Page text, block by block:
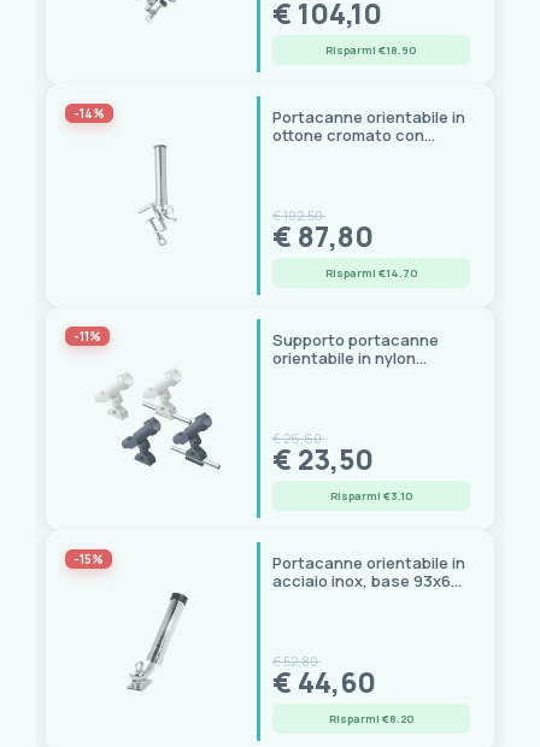
€ 104,10
Risparmi €18.90
-14%
Portacanne orientabile in
ottone cromato con
€ 102,50
€ 87,80
Risparmi €14.70
-11%
Supporto portacanne
orientabile in nylon
€ 26,60
€ 23,50
Risparmi €3.10
-15%
Portacanne orientabile in
acciaio inox, base 93x63
€ 52,80
€ 44,60
Risparmi €8.20